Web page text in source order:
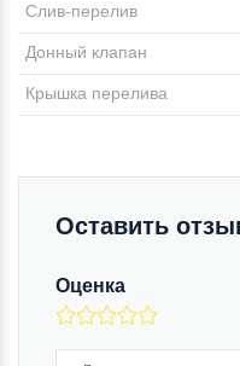
Слив-перелив
Донный клапан
Крышка перелива
Оставить
Оценка